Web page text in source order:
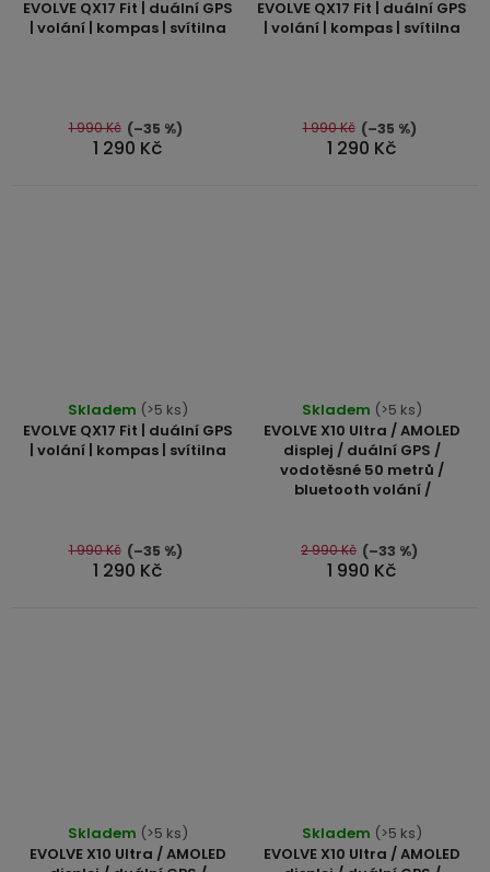
EVOLVE QX17 Fit | duální GPS
| volání | kompas | svítilna
1 290 Kč
1 990 Kč (–35 %)
EVOLVE QX17 Fit | duální GPS
| volání | kompas | svítilna
produktu
5
hvězdiček.
1 290 Kč
1 990 Kč (–35 %)
EVOLVE QX17 Fit | duální GPS
| volání | kompas | svítilna
Skladem (>5 ks)
1 290 Kč
1 990 Kč (–35 %)
EVOLVE X10 Ultra / AMOLED
displej / duální GPS /
vodotěsné 50 metrů /
bluetooth volání /
hodnocení
produktu
je
5,0
5
hvězdiček.
Skladem (>5 ks)
1 990 Kč
2 990 Kč (–33 %)
EVOLVE X10 Ultra / AMOLED
hodnocení
Skladem (>5 ks)
EVOLVE X10 Ultra / AMOLED
hodnocení
Skladem (>5 ks)